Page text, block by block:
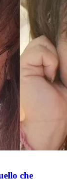
che